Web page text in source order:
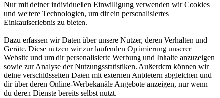
Nur mit deiner individuellen Einwilligung verwenden wir Cookies
und weitere Technologien, um dir ein personalisiertes
Einkaufserlebnis zu bieten.
Dazu erfassen wir Daten über unsere Nutzer, deren Verhalten und
Geräte. Diese nutzen wir zur laufenden Optimierung unserer
Website und um dir personalisierte Werbung und Inhalte anzuzeigen
sowie zur Analyse der Nutzungsstatistiken. Außerdem können wir
deine verschlüsselten Daten mit externen Anbietern abgleichen und
dir über deren Online-Werbekanäle Angebote anzeigen, nur wenn
du deren Dienste bereits selbst nutzt.